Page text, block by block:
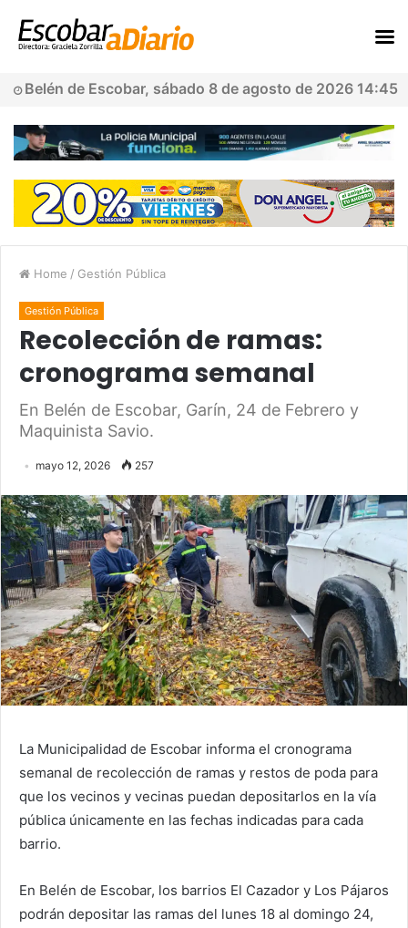
Belén de Escobar, sábado 8 de agosto de 2026 14:45
Home / Gestión Pública
Gestión Pública
Recolección de ramas:
cronograma semanal
En Belén de Escobar, Garín, 24 de Febrero y
Maquinista Savio.
mayo 12, 2026 257
La Municipalidad de Escobar informa el cronograma
semanal de recolección de ramas y restos de poda para
que los vecinos y vecinas puedan depositarlos en la vía
pública únicamente en las fechas indicadas para cada
barrio.
En Belén de Escobar, los barrios El Cazador y Los Pájaros
podrán depositar las ramas del lunes 18 al domingo 24,